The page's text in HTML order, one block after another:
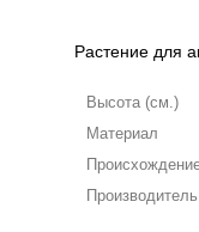
Растение для
Высота (см.)
Материал
Производитель